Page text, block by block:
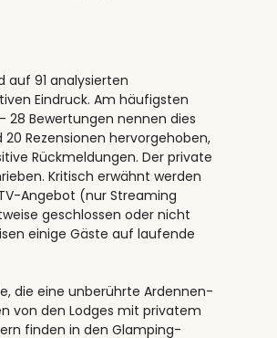
auf 91 analysierten
Eindruck. Am häufigsten
28 Bewertungen nennen dies
Rezensionen hervorgehoben,
Rückmeldungen. Der private
Kritisch erwähnt werden
Angebot (nur Streaming
geschlossen oder nicht
einige Gäste auf laufende
die eine unberührte Ardennen-
von den Lodges mit privatem
finden in den Glamping-